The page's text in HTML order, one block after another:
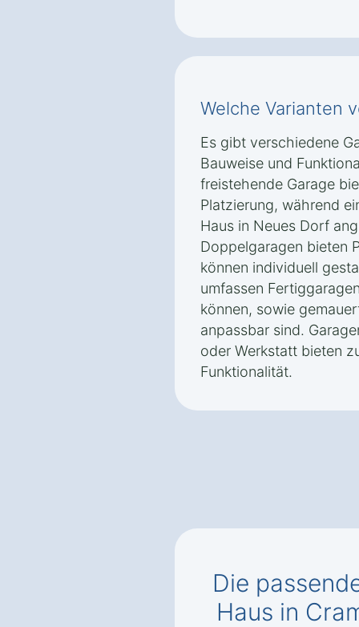
Welche Varianten
Es gibt verschiedene
Bauweise und
freistehende Garage
Platzierung, während
Haus in Neues Dorf
Doppelgaragen bieten
können individuell
umfassen
können, sowie
anpassbar sind.
oder Werkstatt bieten
Funktionalität.
Die
Haus in